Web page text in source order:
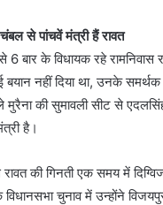
से पांचवें मंत्री हैं रावत
6 बार के विधायक रहे
नहीं दिया था, उनके
की सुमावली सीट से
है।
रावत की गिनती एक समय में
चुनाव में उन्होंने